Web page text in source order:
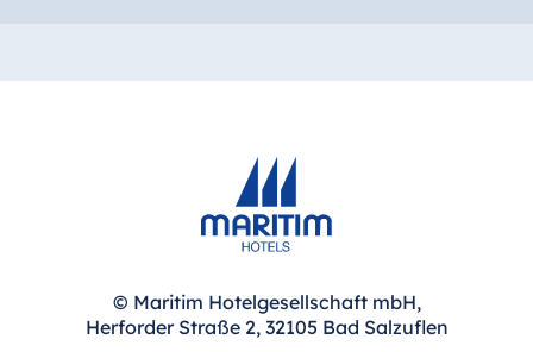
Schlossgarten
Hotel Köln
Hotel
© Maritim Hotelgesellschaft mbH,
Herforder Straße 2, 32105 Bad Salzuflen